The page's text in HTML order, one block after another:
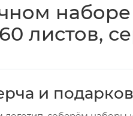
наборе
листов,
и подарков